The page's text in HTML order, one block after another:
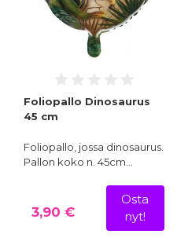
Foliopallo Dinosaurus
45 cm
Foliopallo, jossa dinosaurus.
Pallon koko n. 45cm…
3,90 €
Osta
nyt!